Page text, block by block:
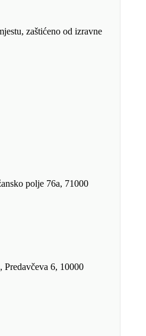
zaštićeno od izravne
polje 76a, 71000
Predavčeva 6, 10000